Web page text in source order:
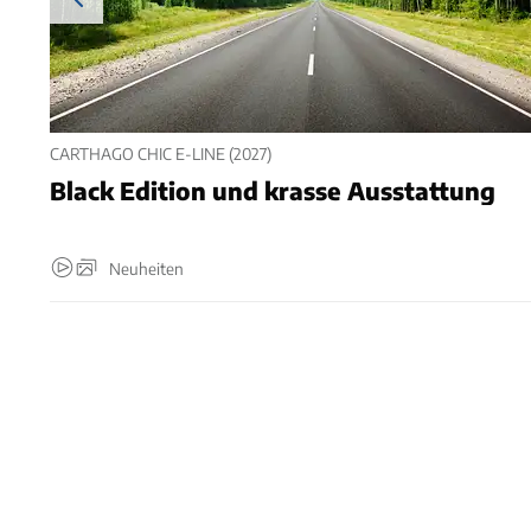
CARTHAGO CHIC E-LINE (2027)
Black Edition und krasse Ausstattung
Neuheiten